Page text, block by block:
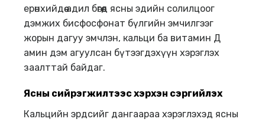
ерөнхийдөө адил бөгөөд ясны эдийн солилцоог
дэмжих бисфосфонат бүлгийн эмчилгээг
жорын дагуу эмчлэн, кальци ба витамин Д
амин дэм агуулсан бүтээгдэхүүн хэрэглэх
заалттай байдаг.
Ясны сийрэгжилтээс хэрхэн сэргийлэх
Кальцийн эрдсийг дангаараа хэрэглэхэд ясны